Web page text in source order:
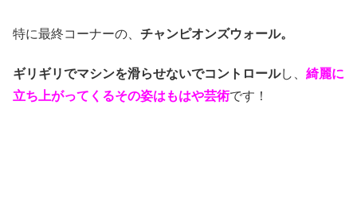
特に最終コーナーの、 チャンピオンズウォール。
ギリギリでマシンを滑らせないでコントロールし、 綺麗に
立ち上がってくるその姿はもはや芸術です！